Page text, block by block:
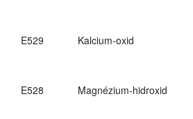
E529 Kalcium-oxid
E528 Magnézium-hidroxid